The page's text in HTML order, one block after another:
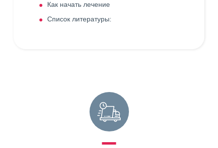
Как начать лечение
Список литературы: